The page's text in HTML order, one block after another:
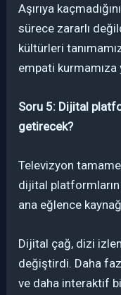
Aşırıya
sürece zararlı
kültürleri
empati kurmamıza
Soru 5: Dijital
getirecek?
Televizyon
dijital
ana eğlence
Dijital çağ, dizi
değiştirdi. Daha
ve daha interaktif